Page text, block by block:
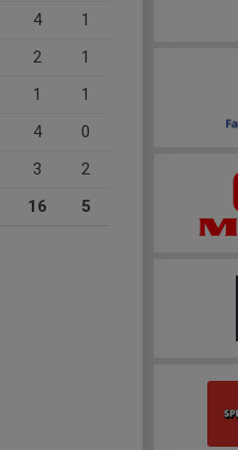
4
1
2
1
1
1
4
0
3
2
16 5